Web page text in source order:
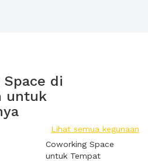
di
untuk
Lihat semua kegunaan
Coworking Space
untuk Tempat